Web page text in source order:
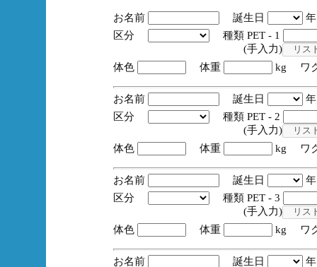
お名前 誕生日
区分
種類 PET - 1
(手入力)
体色
体重 kg ワ
お名前 誕生日
区分
種類 PET - 2
(手入力)
体色
体重 kg ワ
お名前 誕生日
区分
種類 PET - 3
(手入力)
体色
体重 kg ワ
お名前 誕生日